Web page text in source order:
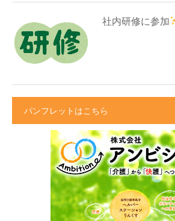
社内研修に参加
パンフレットはこちら